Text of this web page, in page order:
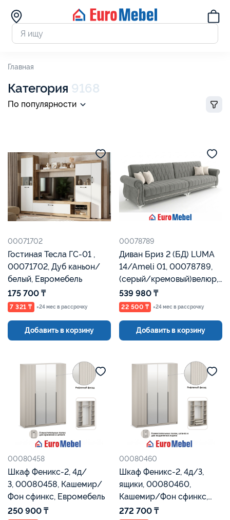
Главная
Категория 9168
По популярности
00071702
Гостиная Тесла ГС-01 ,
00071702, Дуб каньон/
белый, Евромебель
175 700 ₸
7 321 ₸ ×24 мес в рассрочку
Добавить в корзину
00078789
Диван Бриз 2 (БД) LUMA
14/Ameli 01, 00078789,
(серый/кремовый)велюр,
Евромебель
539 980 ₸
22 500 ₸ ×24 мес в рассрочку
Добавить в корзину
00080458
Шкаф Феникс-2, 4д/
З, 00080458, Кашемир/
Фон сфинкс, Евромебель
250 900 ₸
00080460
Шкаф Феникс-2, 4д/З,
ящики, 00080460,
Кашемир/Фон сфинкс,
Евромебель
272 700 ₸